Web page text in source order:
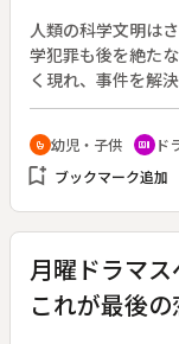
人類の科学文明は
学犯罪も後を絶た
く現れ、事件を解
ト・ジャンパーソ
ち向かう。メタル
月３１日～１９９
伝染病にかかった
殺すため、ロボッ
を始めた。警察も
迫っていた。その
た。
crib 幼児・子供 recent_actors ド
bookmark_add ブックマーク追加
月曜ドラマ
これが最後の